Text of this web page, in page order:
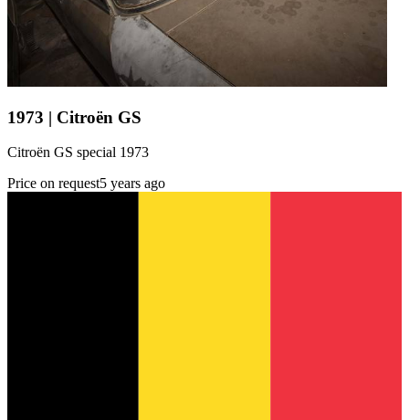
1973 | Citroën GS
Citroën GS special 1973
Price on request5 years ago